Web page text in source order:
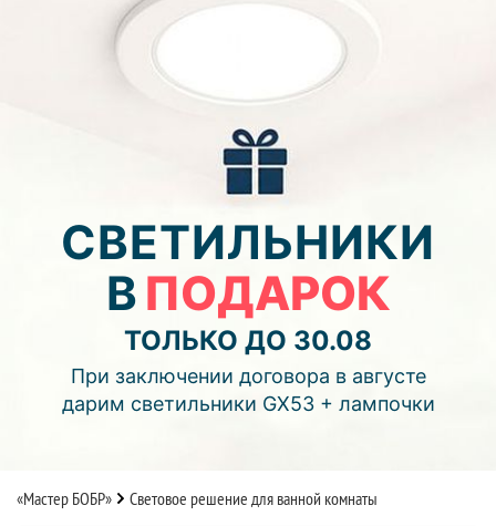
ВТОРОЙ И ТРЕТИЙ
ПОТОЛОК
В ПОДАРОК!
До конца акции:
05 10 18
дней часов мин.
Подробнее об акции >>
Монтаж двухуровнего потолка
с фотопечатью и подсветкой (смотреть видео)
СВЕТИЛЬНИКИ
ВПОДАРОК
ТОЛЬКО ДО 30.08
При заключении договора в августе
дарим светильники GX53 + лампочки
«Мастер БОБР» Световое решение для ванной комнаты